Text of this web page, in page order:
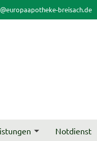
breisach.de
Notdienst